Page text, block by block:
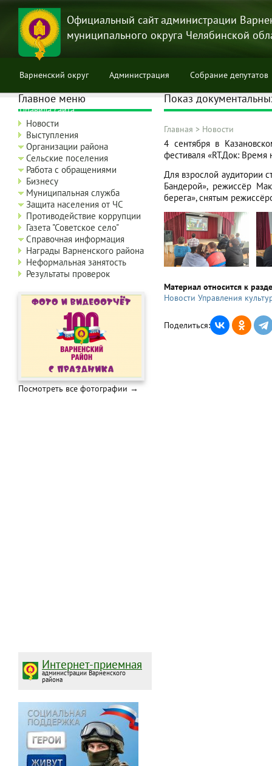
Перейти
основному
содержанию
Официальный сайт администрации
муниципального округа Челябинской
Варненский округ Администрация Собрание депутатов
Правила сайта
Показ
Строка
навигации
Главная > Новости
4 сентября в
фестиваля «RT.Док: Время
Для взрослой аудитории
Бандерой», режиссёр
берега», снятым
Материал относится к
Новости Управления
Поделиться:
Главное меню
Новости
Выступления
Организации района
Сельские поселения
Работа с обращениями
Бизнесу
Муниципальная служба
Защита населения от ЧС
Противодействие коррупции
Газета "Советское село"
Справочная информация
Награды Варненского района
Неформальная занятость
Результаты проверок
Посмотреть все фотографии →
Интернет-приемная
администрации Варненского
района